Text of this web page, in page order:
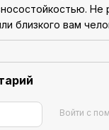
Не
близкого вам
Войти с